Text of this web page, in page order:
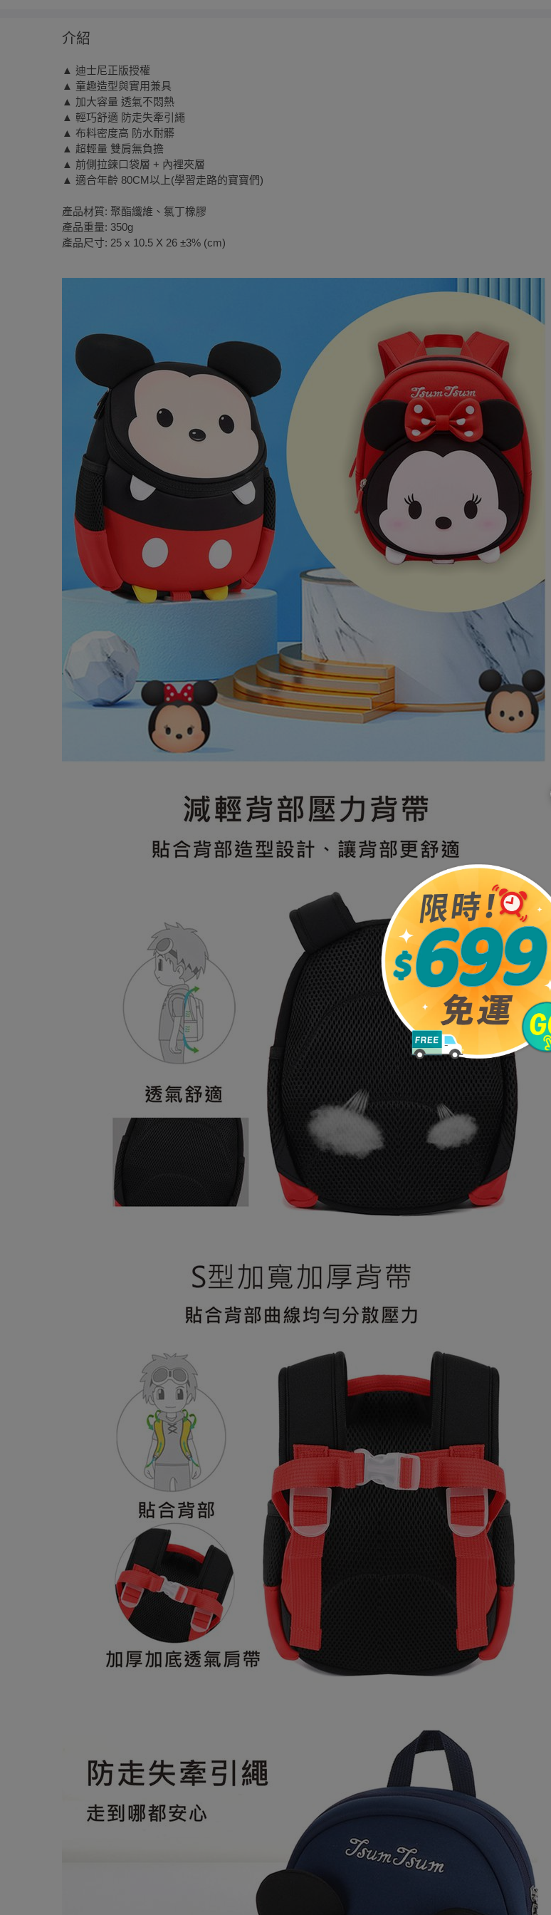
介紹
▲ 迪士尼正版授權
▲ 童趣造型與實用兼具
▲ 加大容量 透氣不悶熱
▲ 輕巧舒適 防走失牽引繩
▲ 布料密度高 防水耐髒
▲ 超輕量 雙肩無負擔
▲ 前側拉鍊口袋層 + 內裡夾層
▲ 適合年齡 80CM以上(學習走路的寶寶們)
產品材質: 聚酯纖維、氯丁橡膠
產品重量: 350g
產品尺寸: 25 x 10.5 X 26 ±3% (cm)